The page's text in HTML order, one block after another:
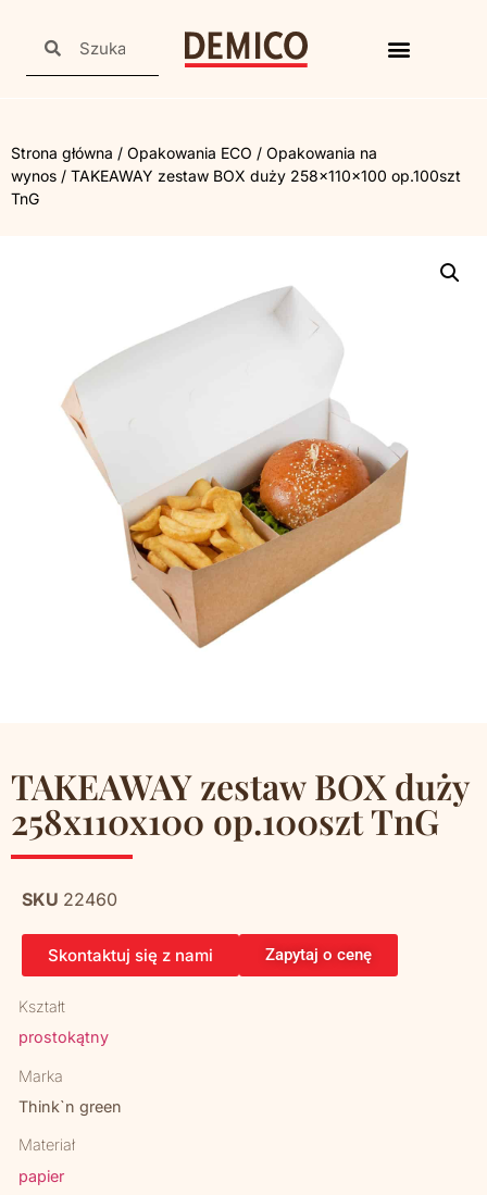
Strona główna / Opakowania ECO / Opakowania na
wynos / TAKEAWAY zestaw BOX duży 258x110x100 op.100szt
TnG
TAKEAWAY zestaw BOX duży
258x110x100 op.100szt TnG
SKU 22460
Skontaktuj się z nami Zapytaj o cenę
Kształt
prostokątny
Marka
Think`n green
Materiał
papier